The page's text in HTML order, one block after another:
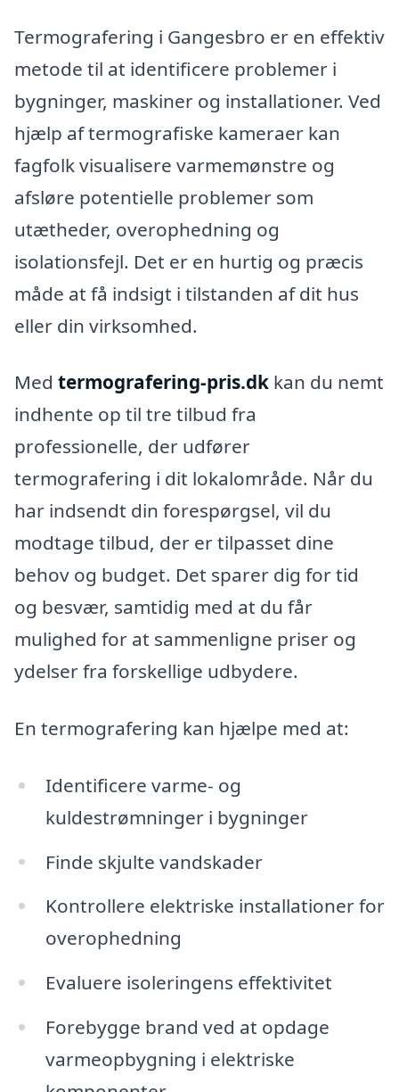
Termografering i Gangesbro er en effektiv
metode til at identificere problemer i
bygninger, maskiner og installationer. Ved
hjælp af termografiske kameraer kan
fagfolk visualisere varmemønstre og
afsløre potentielle problemer som
utætheder, overophedning og
isolationsfejl. Det er en hurtig og præcis
måde at få indsigt i tilstanden af dit hus
eller din virksomhed.
Med termografering-pris.dk kan du nemt
indhente op til tre tilbud fra
professionelle, der udfører
termografering i dit lokalområde. Når du
har indsendt din forespørgsel, vil du
modtage tilbud, der er tilpasset dine
behov og budget. Det sparer dig for tid
og besvær, samtidig med at du får
mulighed for at sammenligne priser og
ydelser fra forskellige udbydere.
En termografering kan hjælpe med at:
Identificere varme- og
kuldestrømninger i bygninger
Finde skjulte vandskader
Kontrollere elektriske installationer for
overophedning
Evaluere isoleringens effektivitet
Forebygge brand ved at opdage
varmeopbygning i elektriske